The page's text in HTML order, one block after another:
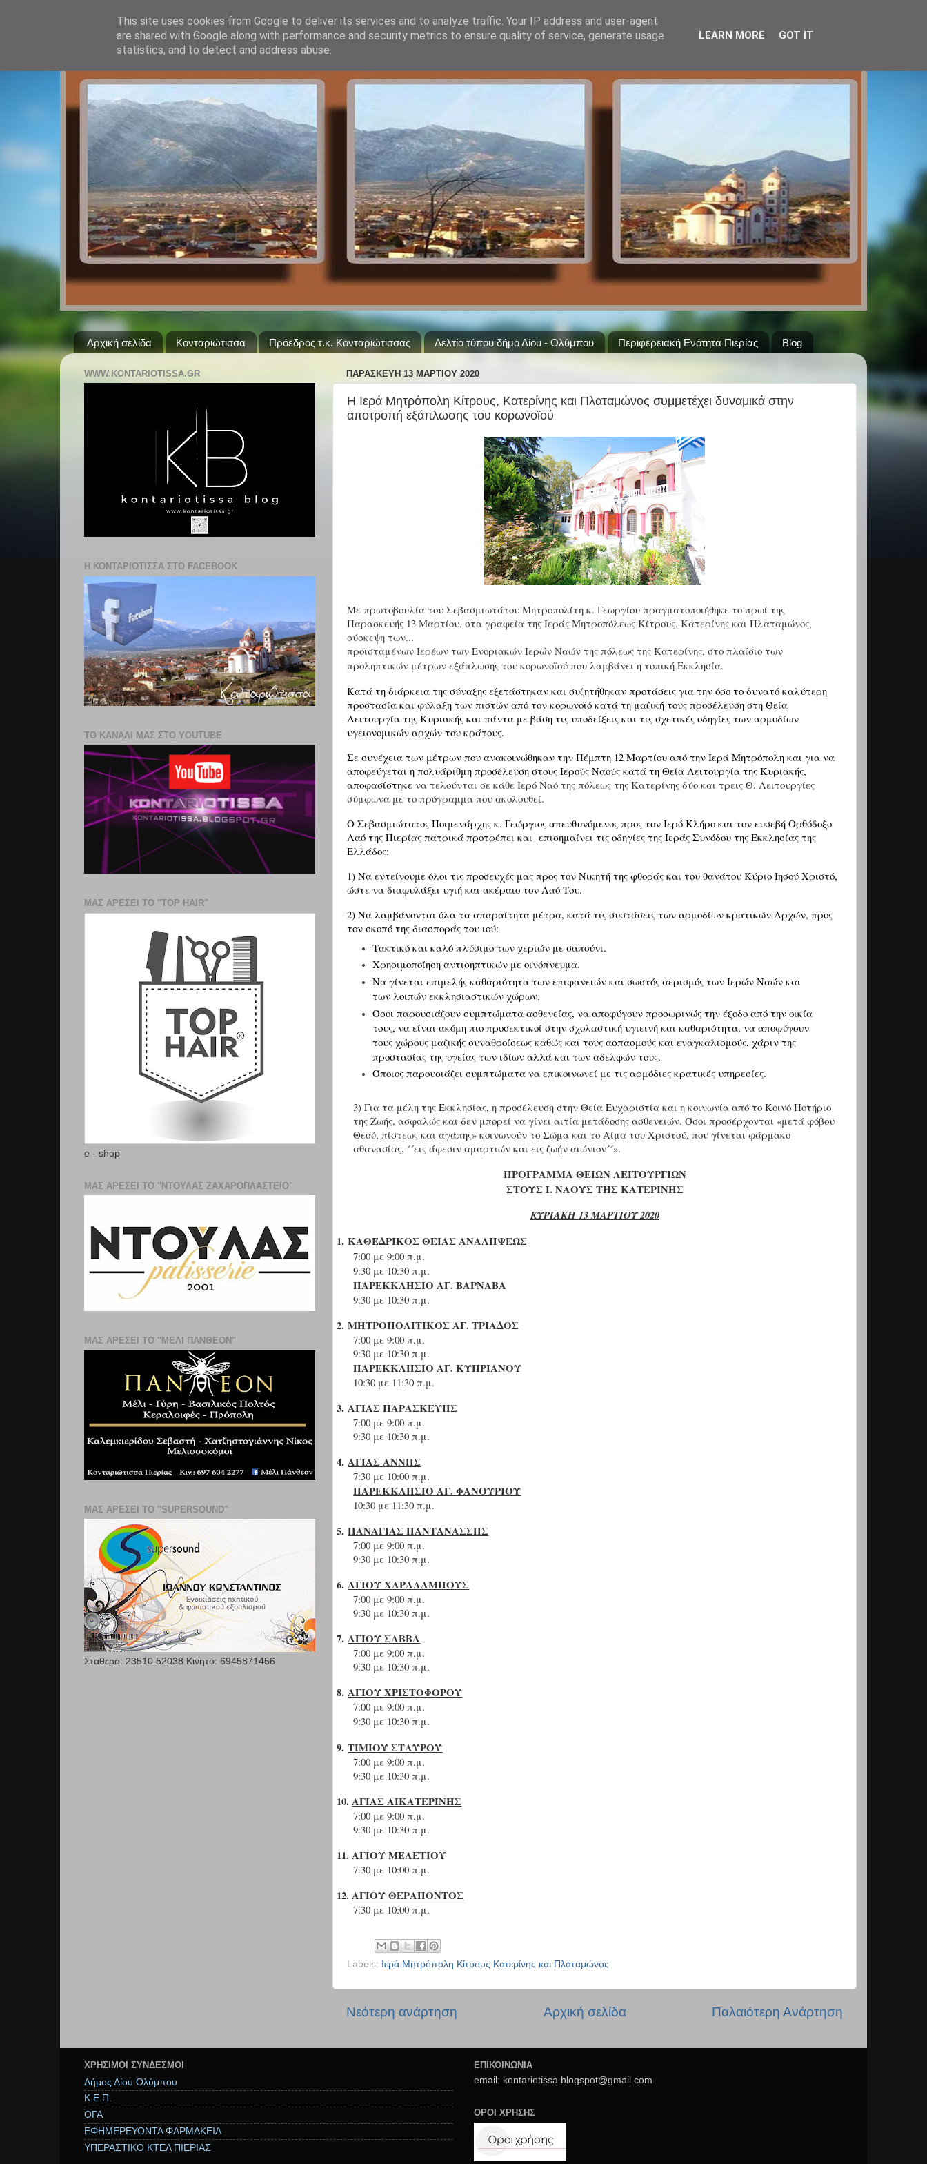
Αρχική σελίδα Κονταριώτισσα Πρόεδρος τ.κ. Κονταριώτισσας Δελτίο τύπου δήμο Δίου - Ολύμπου Περιφερειακή Ενότητα Πιερίας Blog
ΠΑΡΑΣΚΕΥΉ 13 ΜΑΡΤΊΟΥ 2020
H Ιερά Μητρόπολη Κίτρους, Κατερίνης και Πλαταμώνος συμμετέχει δυναμικά στην
αποτροπή εξάπλωσης του κορωνοϊού
Με πρωτοβουλία του Σεβασμιωτάτου Μητροπολίτη κ. Γεωργίου πραγματοποιήθηκε το πρωί της
Παρασκευής 13 Μαρτίου, στα γραφεία της Ιεράς Μητροπόλεως Κίτρους, Κατερίνης και Πλαταμώνος,
σύσκεψη των...
προϊσταμένων Ιερέων των Ενοριακών Ιερών Ναών της πόλεως της Κατερίνης, στο πλαίσιο των
προληπτικών μέτρων εξάπλωσης του κορωνοϊού που λαμβάνει η τοπική Εκκλησία.
Κατά τη διάρκεια της σύναξης εξετάστηκαν και συζητήθηκαν προτάσεις για την όσο το δυνατό καλύτερη
προστασία και φύλαξη των πιστών από τον κορωνοϊό κατά τη μαζική τους προσέλευση στη Θεία
Λειτουργία της Κυριακής και πάντα με βάση τις υποδείξεις και τις σχετικές οδηγίες των αρμοδίων
υγειονομικών αρχών του κράτους.
Σε συνέχεια των μέτρων που ανακοινώθηκαν την Πέμπτη 12 Μαρτίου από την Ιερά Μητρόπολη και για να
αποφεύγεται η πολυάριθμη προσέλευση στους Ιερούς Ναούς κατά τη Θεία Λειτουργία της Κυριακής,
αποφασίστηκε να τελούνται σε κάθε Ιερό Ναό της πόλεως της Κατερίνης δύο και τρεις Θ. Λειτουργίες
σύμφωνα με το πρόγραμμα που ακολουθεί.
Ο Σεβασμιώτατος Ποιμενάρχης κ. Γεώργιος απευθυνόμενος προς τον Ιερό Κλήρο και τον ευσεβή Ορθόδοξο
Λαό της Πιερίας πατρικά προτρέπει και επισημαίνει τις οδηγίες της Ιεράς Συνόδου της Εκκλησίας της
Ελλάδος:
1) Να εντείνουμε όλοι τις προσευχές μας προς τον Νικητή της φθοράς και του θανάτου Κύριο Ιησού Χριστό,
ώστε να διαφυλάξει υγιή και ακέραιο τον Λαό Του.
2) Να λαμβάνονται όλα τα απαραίτητα μέτρα, κατά τις συστάσεις των αρμοδίων κρατικών Αρχών, προς
τον σκοπό της διασποράς του ιού:
Τακτικό και καλό πλύσιμο των χεριών με σαπούνι.
Χρησιμοποίηση αντισηπτικών με οινόπνευμα.
Να γίνεται επιμελής καθαριότητα των επιφανειών και σωστός αερισμός των Ιερών Ναών και
των λοιπών εκκλησιαστικών χώρων.
Όσοι παρουσιάζουν συμπτώματα ασθενείας, να αποφύγουν προσωρινώς την έξοδο από την οικία
τους, να είναι ακόμη πιο προσεκτικοί στην σχολαστική υγιεινή και καθαριότητα, να αποφύγουν
τους χώρους μαζικής συναθροίσεως καθώς και τους ασπασμούς και εναγκαλισμούς, χάριν της
προστασίας της υγείας των ιδίων αλλά και των αδελφών τους.
Όποιος παρουσιάζει συμπτώματα να επικοινωνεί με τις αρμόδιες κρατικές υπηρεσίες.
3) Για τα μέλη της Εκκλησίας, η προσέλευση στην Θεία Ευχαριστία και η κοινωνία από το Κοινό Ποτήριο
της Ζωής, ασφαλώς και δεν μπορεί να γίνει αιτία μετάδοσης ασθενειών. Όσοι προσέρχονται «μετά φόβου
Θεού, πίστεως και αγάπης» κοινωνούν το Σώμα και το Αίμα του Χριστού, που γίνεται φάρμακο
αθανασίας, ´´εις άφεσιν αμαρτιών και εις ζωήν αιώνιον´´».
ΠΡΟΓΡΑΜΜΑ ΘΕΙΩΝ ΛΕΙΤΟΥΡΓΙΩΝ
ΣΤΟΥΣ Ι. ΝΑΟΥΣ ΤΗΣ ΚΑΤΕΡΙΝΗΣ
ΚΥΡΙΑΚΗ 13 ΜΑΡΤΙΟΥ 2020
1. ΚΑΘΕΔΡΙΚΟΣ ΘΕΙΑΣ ΑΝΑΛΗΨΕΩΣ
7:00 με 9:00 π.μ.
9:30 με 10:30 π.μ.
ΠΑΡΕΚΚΛΗΣΙΟ ΑΓ. ΒΑΡΝΑΒΑ
9:30 με 10:30 π.μ.
2. ΜΗΤΡΟΠΟΛΙΤΙΚΟΣ ΑΓ. ΤΡΙΑΔΟΣ
7:00 με 9:00 π.μ.
9:30 με 10:30 π.μ.
ΠΑΡΕΚΚΛΗΣΙΟ ΑΓ. ΚΥΠΡΙΑΝΟΥ
10:30 με 11:30 π.μ.
3. ΑΓΙΑΣ ΠΑΡΑΣΚΕΥΗΣ
7:00 με 9:00 π.μ.
9:30 με 10:30 π.μ.
4. ΑΓΙΑΣ ΑΝΝΗΣ
7:30 με 10:00 π.μ.
ΠΑΡΕΚΚΛΗΣΙΟ ΑΓ. ΦΑΝΟΥΡΙΟΥ
10:30 με 11:30 π.μ.
5. ΠΑΝΑΓΙΑΣ ΠΑΝΤΑΝΑΣΣΗΣ
7:00 με 9:00 π.μ.
9:30 με 10:30 π.μ.
6. ΑΓΙΟΥ ΧΑΡΑΛΑΜΠΟΥΣ
7:00 με 9:00 π.μ.
9:30 με 10:30 π.μ.
7. ΑΓΙΟΥ ΣΑΒΒΑ
7:00 με 9:00 π.μ.
9:30 με 10:30 π.μ.
8. ΑΓΙΟΥ ΧΡΙΣΤΟΦΟΡΟΥ
7:00 με 9:00 π.μ.
9:30 με 10:30 π.μ.
9. ΤΙΜΙΟΥ ΣΤΑΥΡΟΥ
7:00 με 9:00 π.μ.
9:30 με 10:30 π.μ.
10. ΑΓΙΑΣ ΑΙΚΑΤΕΡΙΝΗΣ
7:00 με 9:00 π.μ.
9:30 με 10:30 π.μ.
11. ΑΓΙΟΥ ΜΕΛΕΤΙΟΥ
7:30 με 10:00 π.μ.
12. ΑΓΙΟΥ ΘΕΡΑΠΟΝΤΟΣ
7:30 με 10:00 π.μ.
Labels: Ιερά Μητρόπολη Κίτρους Κατερίνης και Πλαταμώνος
Νεότερη ανάρτηση Παλαιότερη Ανάρτηση
Αρχική σελίδα
WWW.KONTARIOTISSA.GR
Η ΚΟΝΤΑΡΙΩΤΙΣΣΑ ΣΤΟ FACEBOOK
ΤΟ ΚΑΝΑΛΙ ΜΑΣ ΣΤΟ YOUTUBE
ΜΑΣ ΑΡΕΣΕΙ ΤΟ "TOP HAIR"
e - shop
ΜΑΣ ΑΡΕΣΕΙ ΤΟ "ΝΤΟΥΛΑΣ ΖΑΧΑΡΟΠΛΑΣΤΕΊΟ"
ΜΑΣ ΑΡΕΣΕΙ ΤΟ "ΜΕΛΙ ΠΑΝΘΕΟΝ"
ΜΑΣ ΑΡΕΣΕΙ ΤΟ "SUPERSOUND"
Σταθερό: 23510 52038 Κινητό: 6945871456
ΧΡΉΣΙΜΟΙ ΣΥΝΔΕΣΜΟΙ
Δήμος Δίου Ολύμπου
Κ.Ε.Π.
ΟΓΑ
ΕΦΗΜΕΡΕΥΟΝΤΑ ΦΑΡΜΑΚΕΙΑ
ΥΠΕΡΑΣΤΙΚΟ ΚΤΕΛ ΠΙΕΡΙΑΣ
ΕΠΙΚΟΙΝΩΝΙΑ
email: kontariotissa.blogspot@gmail.com
ΟΡΟΙ ΧΡΗΣΗΣ
This site uses cookies from Google to deliver its services and to analyze traffic. Your IP address and user-agent
are shared with Google along with performance and security metrics to ensure quality of service, generate usage
statistics, and to detect and address abuse.
LEARN MORE GOT IT